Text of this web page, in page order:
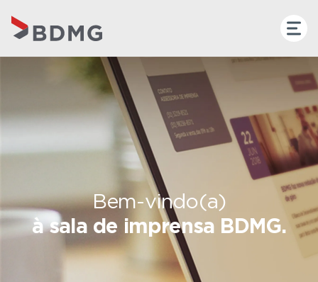
Bem-vindo(a)
à sala de imprensa BDMG.